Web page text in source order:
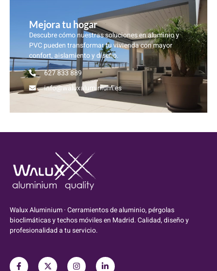
Mejora tu hogar
Descubre cómo nuestras soluciones en aluminio y
PVC pueden transformar tu vivienda con mayor
confort, aislamiento y diseño.
627 833 889
info@waluxaluminium.es
Walux Aluminium · Cerramientos de aluminio, pérgolas
bioclimáticas y techos móviles en Madrid. Calidad, diseño y
profesionalidad a tu servicio.